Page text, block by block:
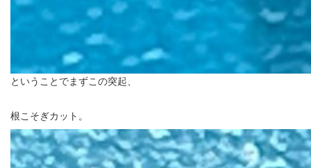
ということでまずこの突起、
根こそぎカット。